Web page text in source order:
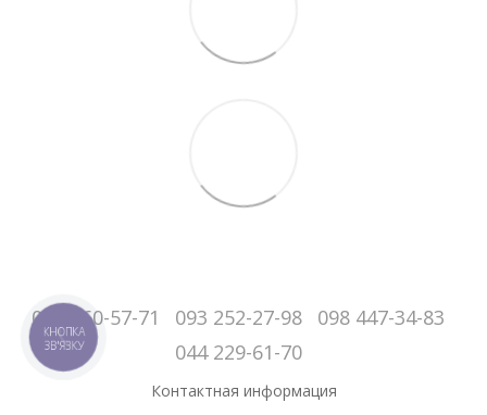
050-060-57-71 093 252-27-98
098 447-34-83
044 229-61-70
Контактная информация
КНОПКА
ЗВ'ЯЗКУ